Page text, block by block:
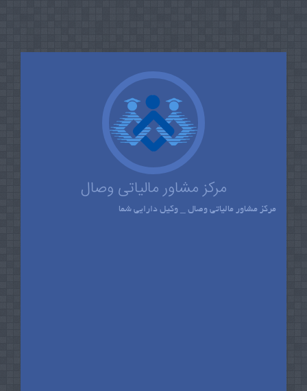
مرکز مشاور مالیاتی وصال
مرکز مشاور مالیاتی وصال _ وکیل دارایی شما